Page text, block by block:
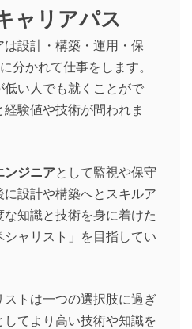
ャリアパス
設計・構築・運用・保
分かれて仕事をします。
い人でも就くことがで
験値や技術が問われま
ンジニアとして監視や保守
設計や構築へとスキルア
知識と技術を身に着けた
シャリスト」を目指してい
トは一つの選択肢に過ぎ
てより高い技術や知識を